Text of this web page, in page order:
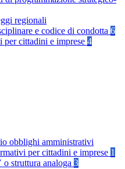
regionali
e codice di condotta 6
cittadini e imprese 4
obblighi amministrativi
per cittadini e imprese 1
struttura analoga 3